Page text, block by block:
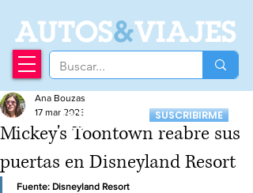
AUTOS&VIAJES
Recibí nuestro
Newsletter
SUSCRIBIRME
Mickey's Toontown reabre sus
puertas en Disneyland Resort
Ana Bouzas
17 mar 2023
Fuente: Disneyland Resort